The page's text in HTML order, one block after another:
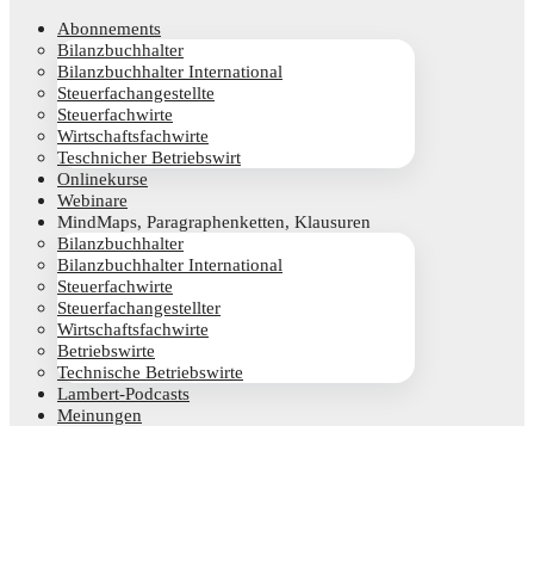
Abon­ne­ments
Bilanz­buch­hal­ter
Bilanz­buch­hal­ter International
Steu­er­fach­an­ge­stell­te
Steu­er­fach­wir­te
Wirt­schafts­fach­wir­te
Teschni­cher Betriebswirt
Online­kur­se
Web­i­na­re
Mind­Maps, Para­gra­phen­ket­ten, Klausuren
Bilanz­buch­hal­ter
Bilanz­buch­hal­ter International
Steu­er­fach­wir­te
Steu­er­fach­an­ge­stell­ter
Wirt­schafts­fach­wir­te
Betriebs­wir­te
Tech­ni­sche Betriebswirte
Lam­­bert-Pod­­casts
Mei­nun­gen